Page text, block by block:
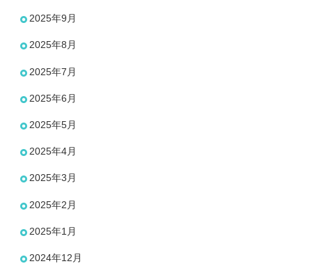
2025年9月
2025年8月
2025年7月
2025年6月
2025年5月
2025年4月
2025年3月
2025年2月
2025年1月
2024年12月